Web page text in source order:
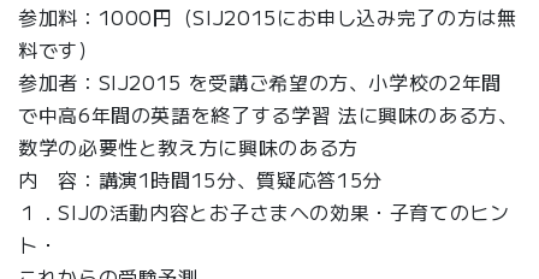
参加料：1000円（SIJ2015にお申し込み完了の方は無
料です）
参加者：SIJ2015 を受講ご希望の方、小学校の2年間
で中高6年間の英語を終了する学習 法に興味のある方、
数学の必要性と教え方に興味のある方
内 容：講演1時間15分、質疑応答15分
１．SIJの活動内容とお子さまへの効果・子育てのヒン
ト・